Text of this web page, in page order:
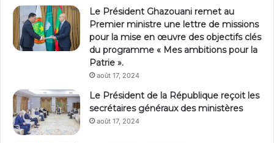
Le Président Ghazouani remet au
Premier ministre une lettre de missions
pour la mise en œuvre des objectifs clés
du programme « Mes ambitions pour la
Patrie ».
août 17, 2024
Le Président de la République reçoit les
secrétaires généraux des ministères
août 17, 2024